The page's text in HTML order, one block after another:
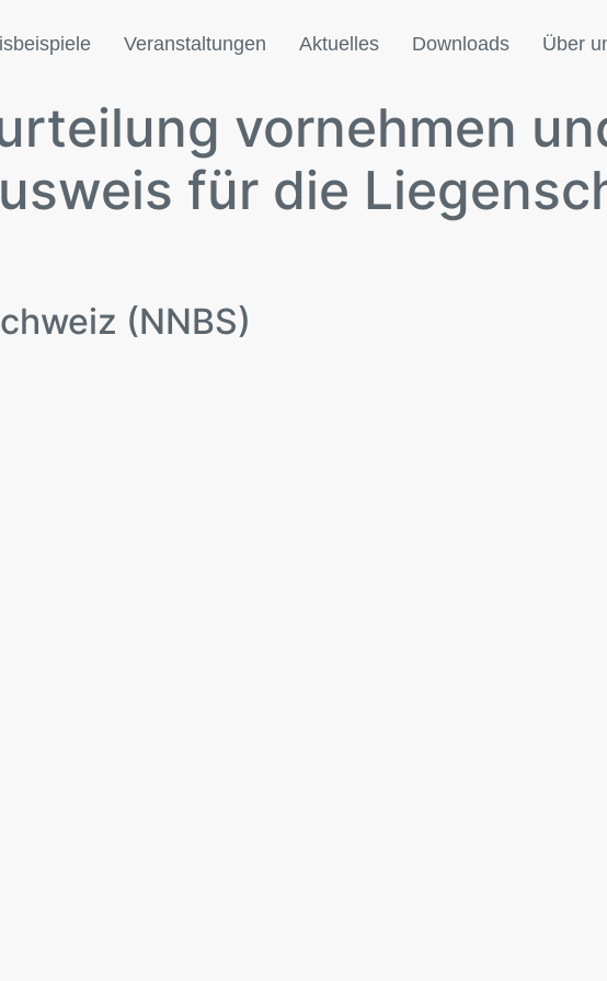
Veranstaltungen Aktuelles Downloads Über
vornehmen
für die
(NNBS)